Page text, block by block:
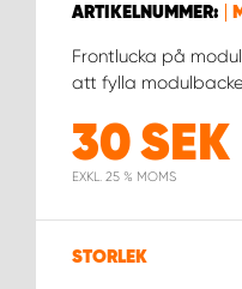
ARTIKELNUMMER:
Frontlucka på
att fylla
30SEK
EXKL. 25 % MOMS
STORLEK
WORK SYSTEM KRISTIANSTAD
WORK SYSTEM LINKÖPING
WORK SYSTEM LULEÅ
WORK SYSTEM NORRKÖPING